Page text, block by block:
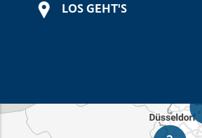
LOS GEHT'S